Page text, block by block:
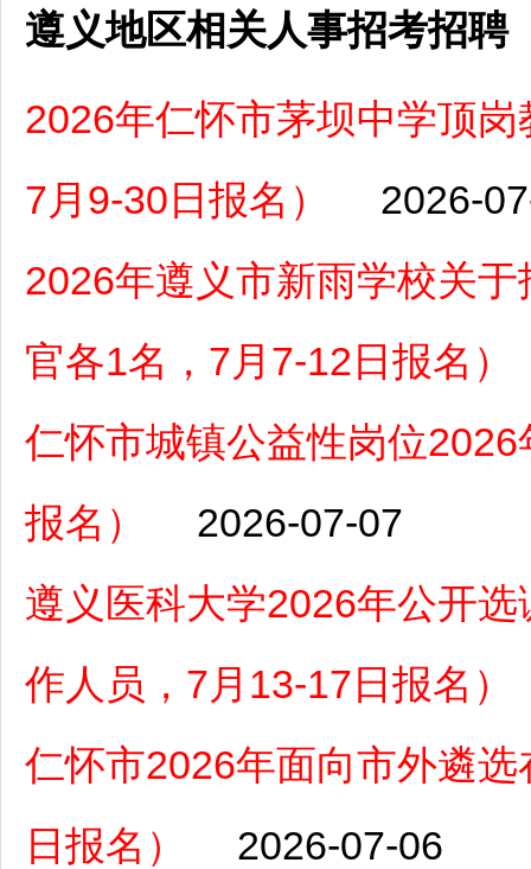
遵义地区相关人事招考招聘
2026年仁怀市茅坝中学顶
7月9-30日报名）
2026-
2026年遵义市新雨学校关
官各1名，7月7-12日报名）
仁怀市城镇公益性岗位
报名）
2026-07-07
遵义医科大学2026年公开
作人员，7月13-17日报名）
仁怀市2026年面向市外遴
日报名）
2026-07-06